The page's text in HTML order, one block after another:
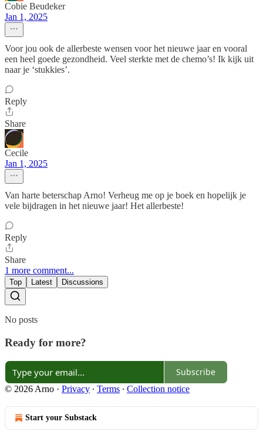
Cobie Beudeker
Jan 1, 2025
Voor jou ook de allerbeste wensen voor het nieuwe jaar en vooral
een heel goede gezondheid. Veel sterkte met de chemo’s! Ik kijk uit
naar je ‘stukkies’.
Reply
Share
Cecile
Jan 1, 2025
Van harte beterschap Arno! Verheug me op je boek en hopelijk je
vele bijdragen in het nieuwe jaar! Het allerbeste!
Reply
Share
1 more comment...
Top Latest Discussions
No posts
Ready for more?
Subscribe
© 2026 Arno · Privacy ∙ Terms ∙ Collection notice
Start your Substack